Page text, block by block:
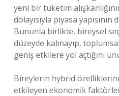
yeni bir tüketim
dolayısıyla piyasa
Bununla birlikte, bireysel
düzeyde kalmayıp,
geniş etkilere yol açtığını
Bireylerin hybrid
etkileyen ekonomik